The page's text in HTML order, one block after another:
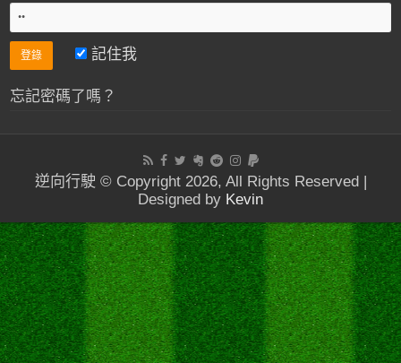
記住我
忘記密碼了嗎？
逆向行駛 © Copyright 2026, All Rights Reserved |
Designed by Kevin